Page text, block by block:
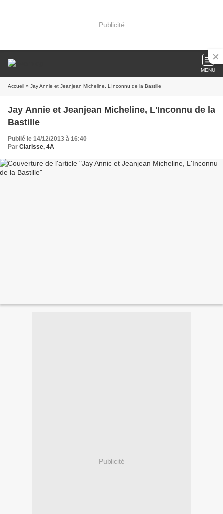
Publicité
MENU
Accueil » Jay Annie et Jeanjean Micheline, L'Inconnu de la Bastille
Jay Annie et Jeanjean Micheline, L'Inconnu de la
Bastille
Publié le 14/12/2013 à 16:40
Par Clarisse, 4A
Publicité